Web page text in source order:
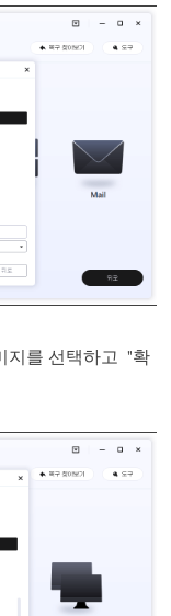
지를 선택하고 "확